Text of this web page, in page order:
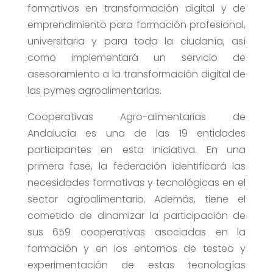
formativos en transformación digital y de
emprendimiento para formación profesional,
universitaria y para toda la ciudanía, así
como implementará un servicio de
asesoramiento a la transformación digital de
las pymes agroalimentarias.
Cooperativas Agro-alimentarias de
Andalucía es una de las 19 entidades
participantes en esta iniciativa. En una
primera fase, la federación identificará las
necesidades formativas y tecnológicas en el
sector agroalimentario. Además, tiene el
cometido de dinamizar la participación de
sus 659 cooperativas asociadas en la
formación y en los entornos de testeo y
experimentación de estas tecnologías